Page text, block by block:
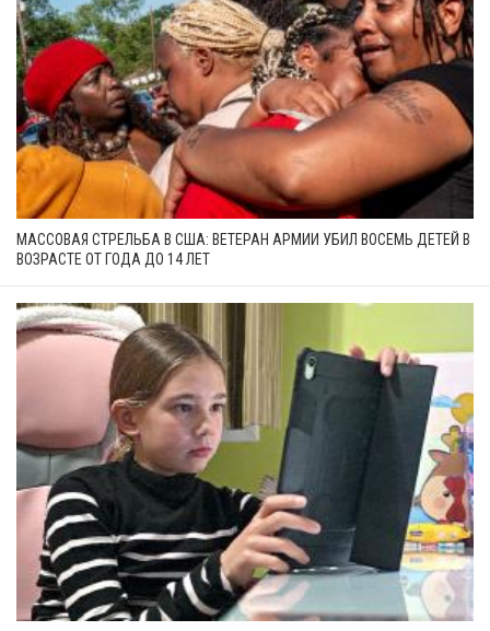
МАССОВАЯ СТРЕЛЬБА В США: ВЕТЕРАН АРМИИ УБИЛ ВОСЕМЬ ДЕТЕЙ В
ВОЗРАСТЕ ОТ ГОДА ДО 14 ЛЕТ